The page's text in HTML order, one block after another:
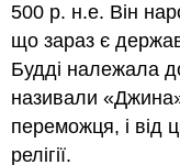
500 р. н.е. Він
що зараз є
Будді належала
називали
переможця, і від
релігії.